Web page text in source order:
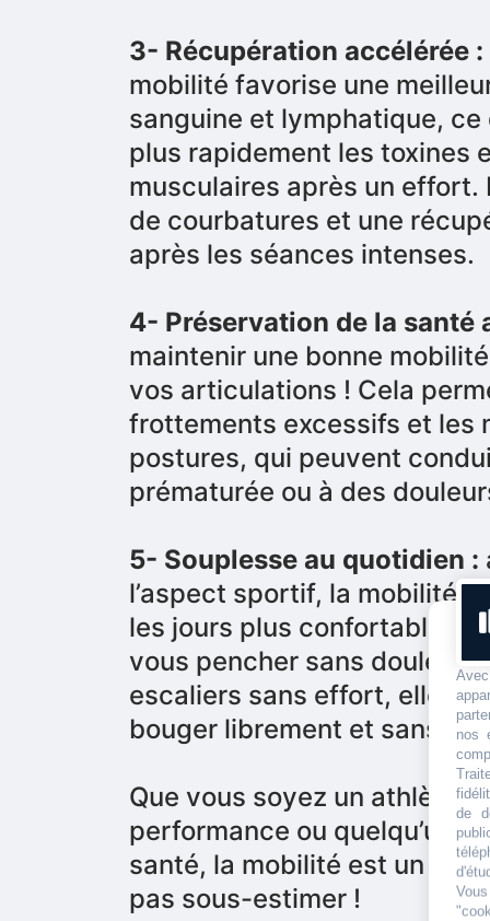
3- Récupération accélérée :
mobilité favorise une
sanguine et lymphatique,
plus rapidement les toxines
musculaires après un effort.
de courbatures et une
après les séances intenses.
4- Préservation de la santé
maintenir une bonne
vos articulations ! Cela
frottements excessifs et les
postures, qui peuvent
prématurée ou à des
5- Souplesse au quotidien :
l’aspect sportif, la mobilité
les jours plus confortable.
vous pencher sans douleur
escaliers sans effort, elle
bouger librement et sans
Que vous soyez un athlète
performance ou quelqu’un
santé, la mobilité est un
pas sous-estimer !
nos
de